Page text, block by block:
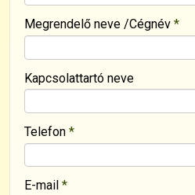
-
-
-
-
Megrendelő neve /Cégnév *
Kapcsolattartó neve
Telefon *
E-mail *